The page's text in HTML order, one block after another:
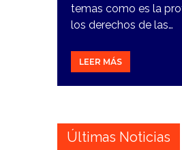
temas como es la
los derechos de las…
LEER MÁS
Últimas Noticias